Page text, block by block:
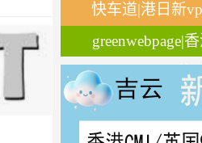
快车道|港日新
greenwebpage|
移